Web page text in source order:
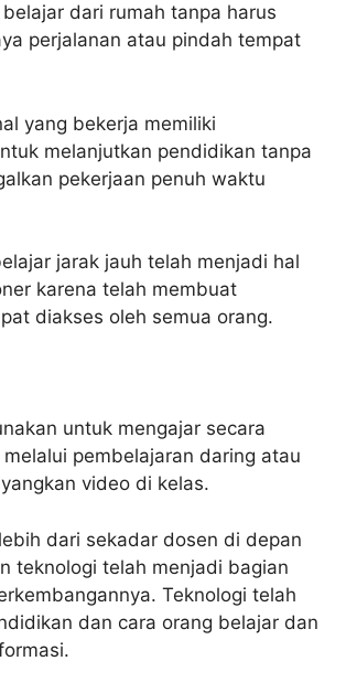
dari rumah tanpa harus
perjalanan atau pindah tempat
yang bekerja memiliki
melanjutkan pendidikan tanpa
pekerjaan penuh waktu
jarak jauh telah menjadi hal
karena telah membuat
diakses oleh semua orang.
untuk mengajar secara
pembelajaran daring atau
video di kelas.
dari sekadar dosen di depan
teknologi telah menjadi bagian
Teknologi telah
dan cara orang belajar dan